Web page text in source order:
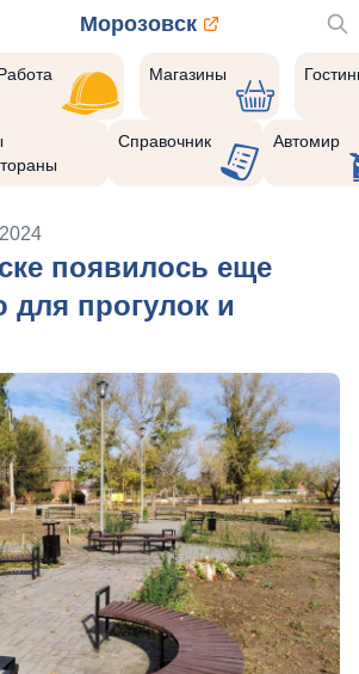
Морозовск
Магазины
Справочник Автомир
появилось еще
для прогулок и